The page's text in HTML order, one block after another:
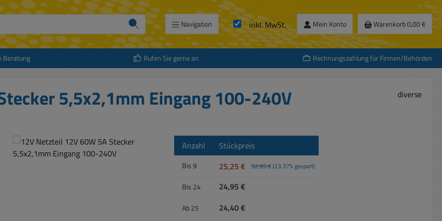
Navigation inkl. MwSt. Mein Konto Warenkorb0,00 €
Beratung Rufen Sie gerne an Rechnungszahlung für Firmen/Behörden
5,5x2,1mm Eingang 100-240V diverse
Anzahl Stückpreis
Bis9 25,25 € 32,95 €(23.37% gespart)
Bis 24 24,95 €
Ab25 24,40 €